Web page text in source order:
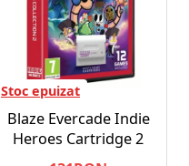
Stoc epuizat
Blaze Evercade Indie
Heroes Cartridge 2